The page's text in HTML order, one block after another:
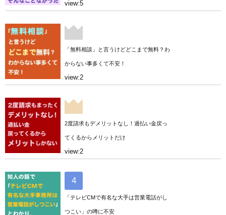
view:5
「無料相談」と言うけどどこまで無料？わ
からない事多くて不安！
view:2
2度請求もデメリットなし！過払い金戻っ
てくるからメリットだけ
view:2
「テレビCMで有名な大手は営業電話がし
つこい」の噂に不安